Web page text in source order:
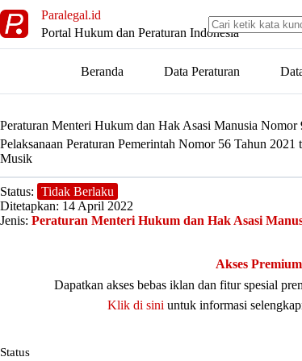
to
content
Paralegal.id
Portal Hukum dan Peraturan Indonesia
Beranda Data Peraturan
Peraturan Menteri Hukum dan Hak Asasi Manusia Nomor
Pelaksanaan Peraturan Pemerintah Nomor 56 Tahun
Musik
Status: Tidak Berlaku
Ditetapkan: 14 April 2022
Jenis: Peraturan Menteri Hukum dan Hak Asasi
Akses
Dapatkan akses bebas iklan dan fitur spesial
Klik di sini untuk informasi
Status